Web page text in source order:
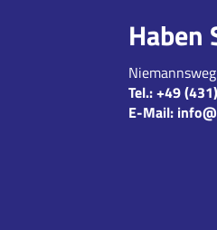
Haben
Tel.:+49
E-Mail: